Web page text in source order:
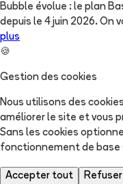
Bubble évolue : le plan
depuis le 4 juin 2026. On
plus
🍪
Gestion des cookies
Nous utilisons des
améliorer le site et vous
Sans les cookies
fonctionnement de base
Accepter tout Refuser